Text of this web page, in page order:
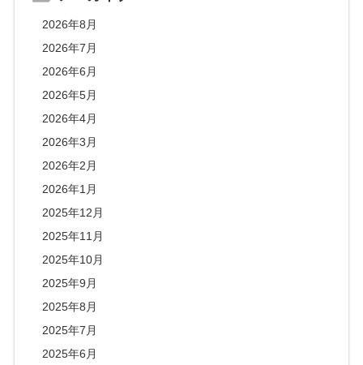
2026年8月
2026年7月
2026年6月
2026年5月
2026年4月
2026年3月
2026年2月
2026年1月
2025年12月
2025年11月
2025年10月
2025年9月
2025年8月
2025年7月
2025年6月